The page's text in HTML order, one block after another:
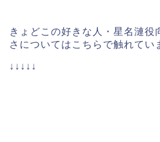
きょどこの好きな人・星名漣役
さについてはこちらで触れてい
↓↓↓↓↓